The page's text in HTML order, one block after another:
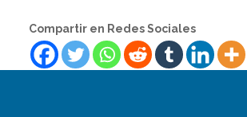
Compartir en Redes Sociales